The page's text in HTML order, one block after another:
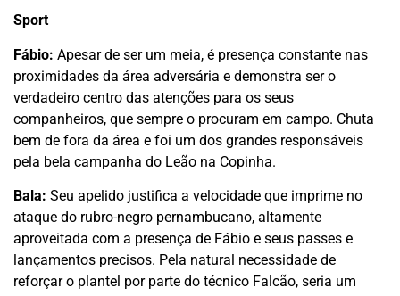
Sport
Fábio: Apesar de ser um meia, é presença constante nas
proximidades da área adversária e demonstra ser o
verdadeiro centro das atenções para os seus
companheiros, que sempre o procuram em campo. Chuta
bem de fora da área e foi um dos grandes responsáveis
pela bela campanha do Leão na Copinha.
Bala: Seu apelido justifica a velocidade que imprime no
ataque do rubro-negro pernambucano, altamente
aproveitada com a presença de Fábio e seus passes e
lançamentos precisos. Pela natural necessidade de
reforçar o plantel por parte do técnico Falcão, seria um